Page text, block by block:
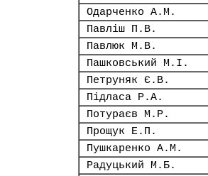
Одарченко А.М.
Павліш П.В.
Павлюк М.В.
Пашковський М.І.
Петруняк Є.В.
Підласа Р.А.
Потураєв М.Р.
Прощук Е.П.
Пушкаренко А.М.
Радуцький М.Б.